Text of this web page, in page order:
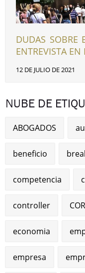
DUDAS SOBRE
ENTREVISTA
12 DE JULIO DE 2021
NUBE DE
ABOGADOS
beneficio
competencia
controller
economia
empresa